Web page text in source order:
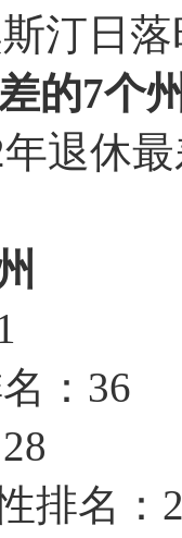
汀日
的7个
退休
：36
排名：